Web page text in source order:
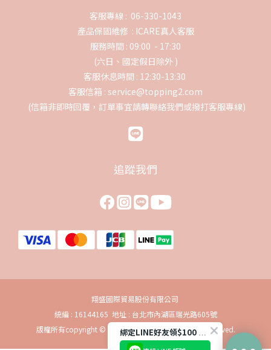
客服專線 : 06-330-1043
產品保固維修 : ICARE真人客服
服務時間 : 09:00 - 17:30
(六日、國定假日除外 )
客服休息時間 : 12:30-13:30
客服信箱 : service@topping2.com
(信箱非即時回覆，訂單事宜請轉聯絡我們或撥打客服專線)
追蹤我們
翔盛國際貿易股份有限公司
統編 : 16144165 地址 : 台北市內湖區瑞光路605號
版權所有copyright © 2019 baby888 Inc. All Rights Reserved.
綁定LINE好友領$100 購物金